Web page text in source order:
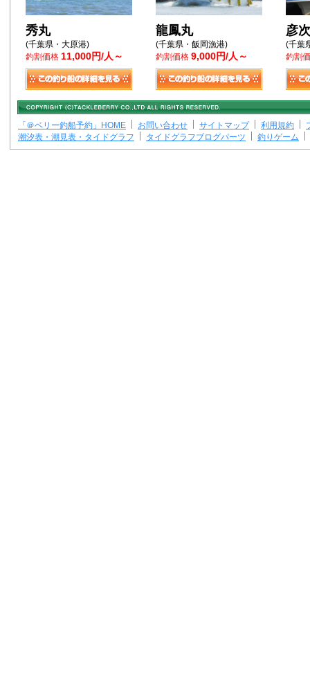
秀丸
(千葉県・大原港)
釣割価格 11,000円/人～
龍鳳丸
(千葉県・飯岡漁港)
釣割価格 9,000円/人～
彦
(千葉
釣割
「＠ベリー釣船予約」HOME お問い合わせ サイトマップ 利用規約
潮汐表・潮見表・タイドグラフ
タイドグラフブログパーツ 釣りゲーム